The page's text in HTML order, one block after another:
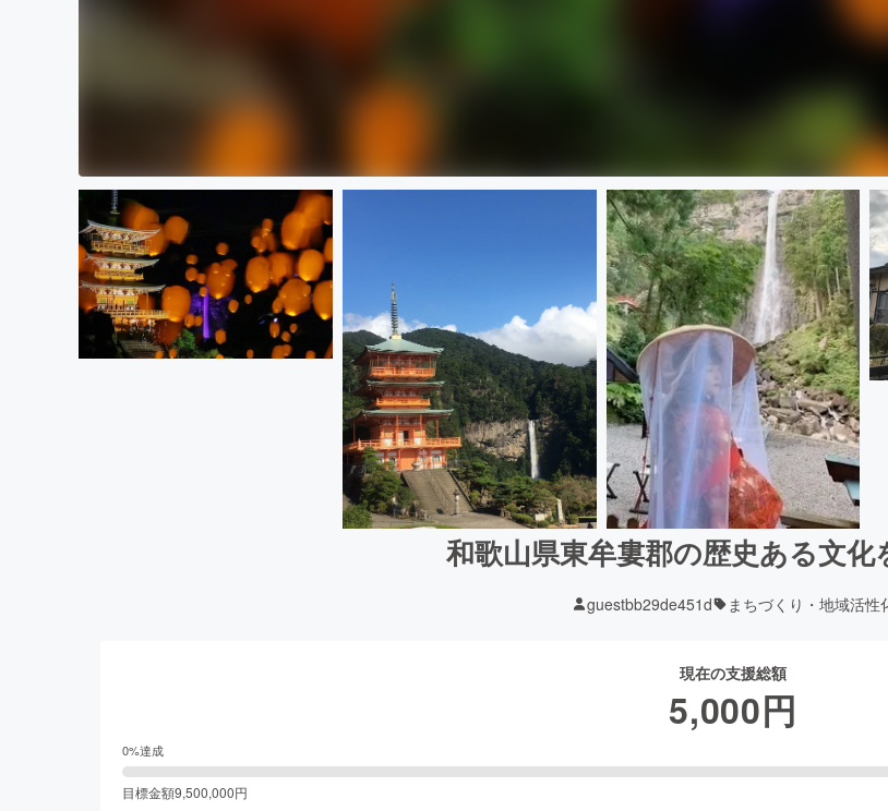
和歌山県東牟婁郡の歴史ある文化
guestbb29de451d まちづくり・地域活性
現在の支援総額
5,000円
0%達成
目標金額9,500,000円